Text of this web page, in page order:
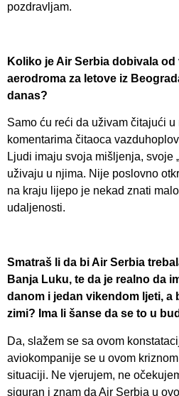
pozdravljam.
Koliko je Air Serbia dobivala
aerodroma za letove iz
danas?
Samo ću reći da uživam čitajući
komentarima čitaoca
Ljudi imaju svoja mišljenja, svoje
uživaju u njima. Nije poslovno
na kraju lijepo je nekad znati
udaljenosti.
Smatraš li da bi Air Serbia
Banja Luku, te da je realno da
danom i jedan vikendom ljeti, a
zimi? Ima li šanse da se to u
Da, slažem se sa ovom
aviokompanije se u ovom
situaciji. Ne vjerujem, ne
siguran i znam da Air Serbia u